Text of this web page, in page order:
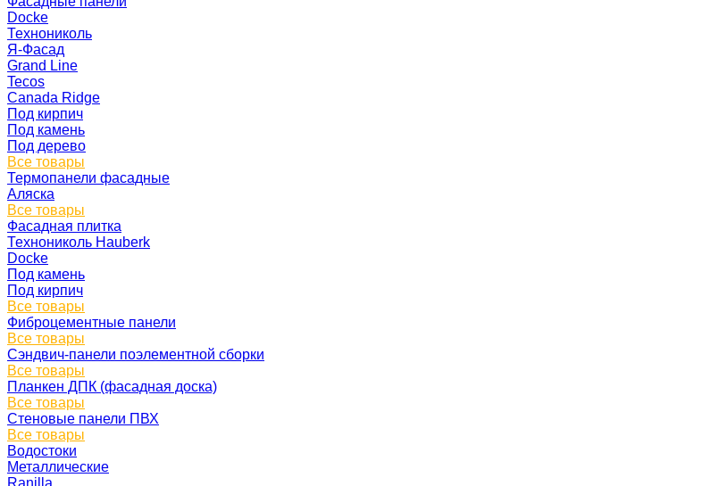
Docke
Технониколь
Я-Фасад
Grand Line
Tecos
Canada Ridge
Под кирпич
Под камень
Под дерево
Все товары
Термопанели фасадные
Аляска
Все товары
Фасадная плитка
Технониколь Hauberk
Docke
Под камень
Под кирпич
Все товары
Фиброцементные панели
Все товары
Сэндвич-панели поэлементной сборки
Все товары
Планкен ДПК (фасадная доска)
Все товары
Стеновые панели ПВХ
Все товары
Водостоки
Металлические
Ranilla